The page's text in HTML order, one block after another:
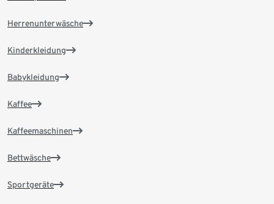
Herrenunterwäsche
Kinderkleidung
Babykleidung
Kaffee
Kaffeemaschinen
Bettwäsche
Sportgeräte